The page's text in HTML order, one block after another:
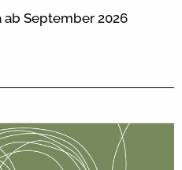
September 2026